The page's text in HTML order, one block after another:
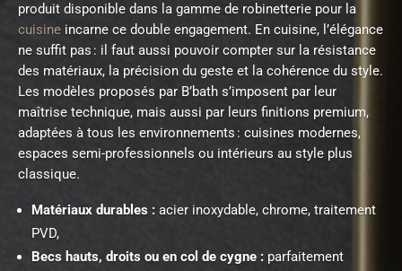
produit disponible dans la gamme de robinetterie pour la
cuisine incarne ce double engagement. En cuisine, l’élégance
ne suffit pas : il faut aussi pouvoir compter sur la résistance
des matériaux, la précision du geste et la cohérence du style.
Les modèles proposés par B’bath s’imposent par leur
maîtrise technique, mais aussi par leurs finitions premium,
adaptées à tous les environnements : cuisines modernes,
espaces semi-professionnels ou intérieurs au style plus
classique.
Matériaux durables : acier inoxydable, chrome, traitement
PVD,
Becs hauts, droits ou en col de cygne : parfaitement